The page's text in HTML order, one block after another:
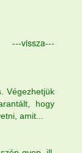
---vissza---
Végezhetjük
hogy
amit...